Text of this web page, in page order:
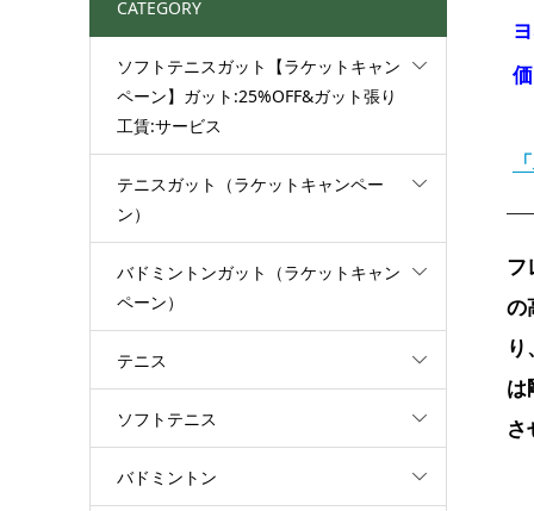
フ
の
は
CATEGORY
ソフトテニスガット【ラケットキャン
ペーン】ガット:25%OFF&ガット張り
工賃:サービス
テニスガット（ラケットキャンペー
ン）
バドミントンガット（ラケットキャン
ペーン）
テニス
ソフトテニス
バドミントン